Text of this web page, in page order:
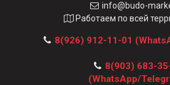
info@budo-
Работаем по всей
8(926) 912-11-01
8(903) 683-
(WhatsApp/